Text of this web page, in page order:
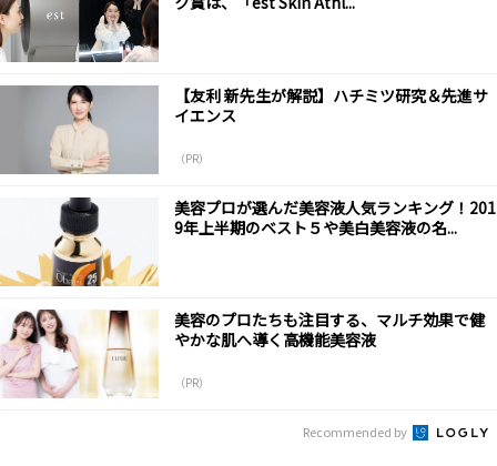
【友利 新先生が解説】ハチミツ研究＆先進サ
イエンス
（PR）
美容プロが選んだ美容液人気ランキング！201
9年上半期のベスト５や美白美容液の名...
美容のプロたちも注目する、マルチ効果で健
やかな肌へ導く高機能美容液
（PR）
Recommended by